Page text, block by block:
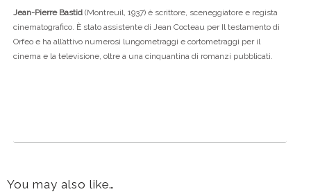
Jean-Pierre Bastid(Montreuil, 1937) è scrittore, sceneggiatore e regista
cinematografico. È stato assistente di Jean Cocteau per Il testamento di
Orfeo e ha all’attivo numerosi lungometraggi e cortometraggi per il
cinema e la televisione, oltre a una cinquantina di romanzi pubblicati.
You may also like…